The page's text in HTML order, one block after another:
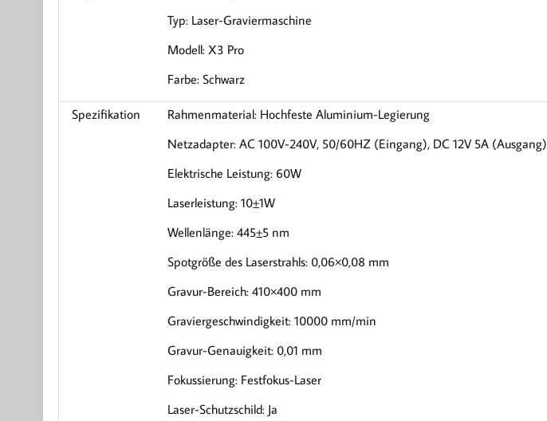
Typ: Laser-Graviermaschine
Modell: X3 Pro
Farbe: Schwarz
Spezifikation
Rahmenmaterial: Hochfeste Aluminium-Legierung
Netzadapter: AC 100V-240V, 50/60HZ (Eingang), DC 12V 5A (Ausgang)
Elektrische Leistung: 60W
Laserleistung: 10±1W
Wellenlänge: 445±5 nm
Spotgröße des Laserstrahls: 0,06×0,08 mm
Gravur-Bereich: 410×400 mm
Graviergeschwindigkeit: 10000 mm/min
Gravur-Genauigkeit: 0,01 mm
Fokussierung: Festfokus-Laser
Laser-Schutzschild: Ja